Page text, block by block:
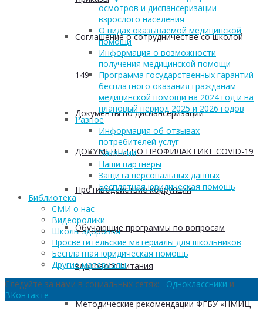
Соглашение о сотрудничестве со школой
149
Документы по диспансеризации
ДОКУМЕНТЫ ПО ПРОФИЛАКТИКЕ COVID-19
Противодействие коррупции
Обучающие программы по вопросам
здорового питания
Методические рекомендации ФГБУ «НМИЦ
осмотров и диспансеризации
взрослого населения
О видах оказываемой медицинской
помощи
Информация о возможности
получения медицинской помощи
Программа государственных гарантий
бесплатного оказания гражданам
медицинской помощи на 2024 год и на
плановый период 2025 и 2026 годов
Разное
Информация об отзывах
потребителей услуг
Вакансии
Наши партнеры
Защита персональных данных
Бесплатная юридическая помощь
Библиотека
СМИ о нас
Видеоролики
Школы здоровья
Просветительские материалы для школьников
Бесплатная юридическая помощь
Другие материалы
Следуйте за нами в социальных сетях: Одноклассники и
ВКонтакте